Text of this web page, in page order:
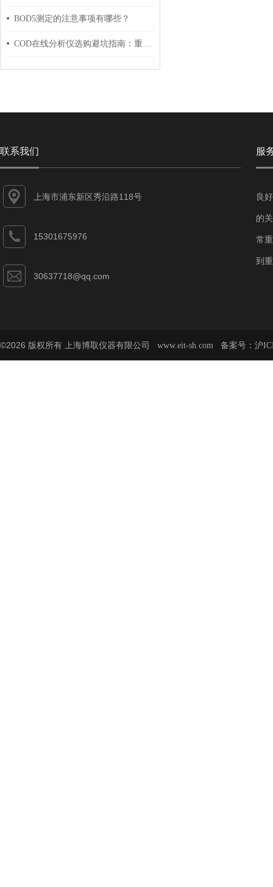
BOD5测定的注意事项有哪些？
COD在线分析仪选购避坑指南：重铬酸钾法vs高锰酸盐指数对比
联系我们
上海市浦东新区秀沿路118号
15301675976
30637718@qq.com
服
良
的
常
到
©2026 版权所有 上海博取仪器有限公司 www.eit-sh.com 备案号： 沪